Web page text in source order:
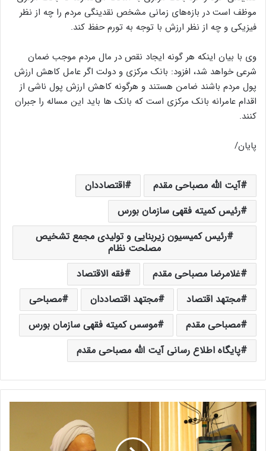
موظف است در بازه‌های زمانی مشخص نقدینگی مردم را چه از نظر
فیزیکی و چه از نظر ارزش با توجه به تورم حفظ کند.
وی با بیان اینکه هر گونه ایجاد نقص در مال مردم موجب ضمان
شرعی خواهد شد، افزود: بانک مرکزی و دولت اگر عامل کاهش ارزش
پول مردم باشند ضامن هستند و هرگونه کاهش ارزش پول ناشی از
اقدام عامرانه بانک مرکزی است که بانک ها باید این مساله را جبران
کنند.
پایان/
آیت الله مصباحی مقدم
اقتصاددان
رئیس کمیته فقهی سازمان بورس
رئیس کمیسیون زیربنایی و تولیدی مجمع تشخیص
مصلحت نظام
غلامرضا مصباحی مقدم
فقه الاقتصاد
مجتهد اقتصاد
مجتهد اقتصاددان
مصباحی
مصباحی مقدم
موسس کمیته فقهی سازمان بورس
پایگاه اطلاع رسانی آیت الله مصباحی مقدم
آ